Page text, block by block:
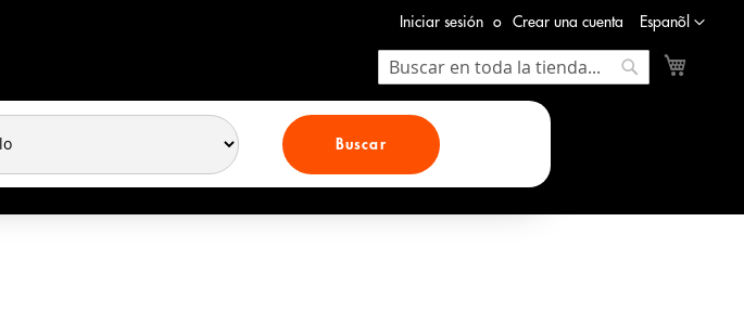
Lenguaje
Espanõl
Iniciar sesión Crear una cuenta
Search
Buscar